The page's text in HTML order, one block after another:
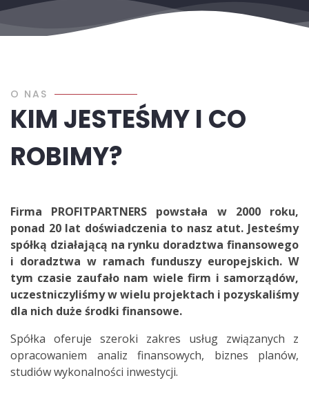
O NAS
KIM JESTEŚMY I CO
ROBIMY?
Firma PROFITPARTNERS powstała w 2000 roku,
ponad 20 lat doświadczenia to nasz atut. Jesteśmy
spółką działającą na rynku doradztwa finansowego
i doradztwa w ramach funduszy europejskich. W
tym czasie zaufało nam wiele firm i samorządów,
uczestniczyliśmy w wielu projektach i pozyskaliśmy
dla nich duże środki finansowe.
Spółka oferuje szeroki zakres usług związanych z
opracowaniem analiz finansowych, biznes planów,
studiów wykonalności inwestycji.